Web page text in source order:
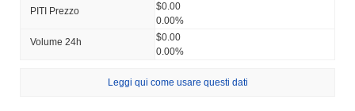
PITI Prezzo
$0.00
0.00%
Volume 24h
$0.00
0.00%
Leggi qui come usare questi dati